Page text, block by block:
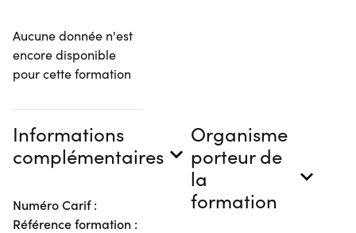
Aucune donnée n'est
encore disponible
pour cette formation
Informations
complémentaires
Numéro Carif :
Référence formation :
Organisme
porteur de
la
formation